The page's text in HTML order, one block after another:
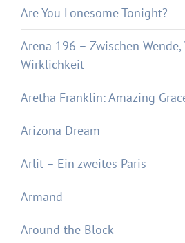
Are You Lonesome Tonight?
Arena 196 – Zwischen Wende,
Wirklichkeit
Aretha Franklin: Amazing
Arizona Dream
Arlit – Ein zweites Paris
Armand
Around the Block